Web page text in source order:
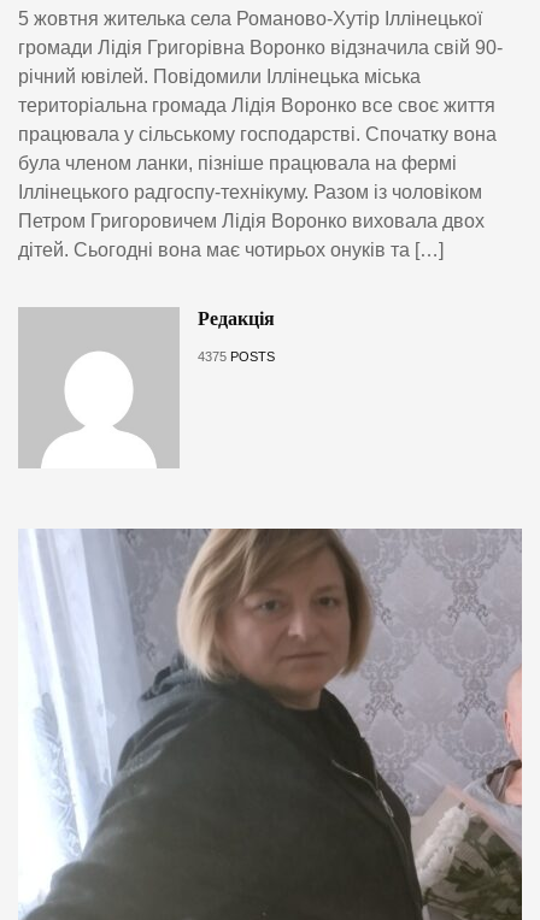
5 жовтня жителька села Романово-Хутір Іллінецької
громади Лідія Григорівна Воронко відзначила свій 90-
річний ювілей. Повідомили Іллінецька міська
територіальна громада Лідія Воронко все своє життя
працювала у сільському господарстві. Спочатку вона
була членом ланки, пізніше працювала на фермі
Іллінецького радгоспу-технікуму. Разом із чоловіком
Петром Григоровичем Лідія Воронко виховала двох
дітей. Сьогодні вона має чотирьох онуків та […]
Редакція
4375 POSTS